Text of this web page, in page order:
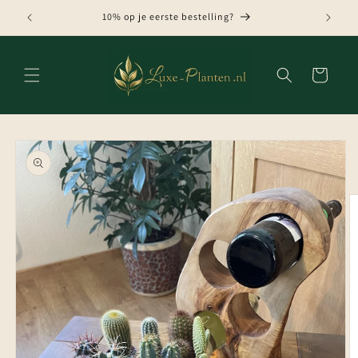
naar de
content
10% op je eerste bestelling?
Winkelwagen
direct naar